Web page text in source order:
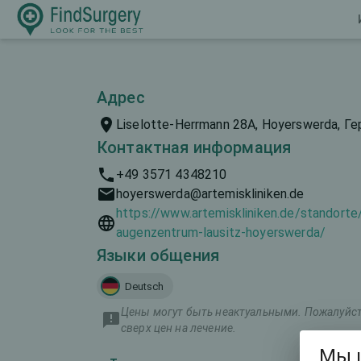
Адрес
Liselotte-Herrmann 28A, Hoyerswerda,
Контактная информация
+49 3571 4348210
hoyerswerda@artemiskliniken.de
https://www.artemiskliniken.de/
augenzentrum-lausitz-hoyerswerda/
Языки общения
Deutsch
Цены могут быть неактуальными.
сверх цен на лечение.
Мы